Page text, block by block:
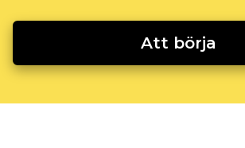
Att börja